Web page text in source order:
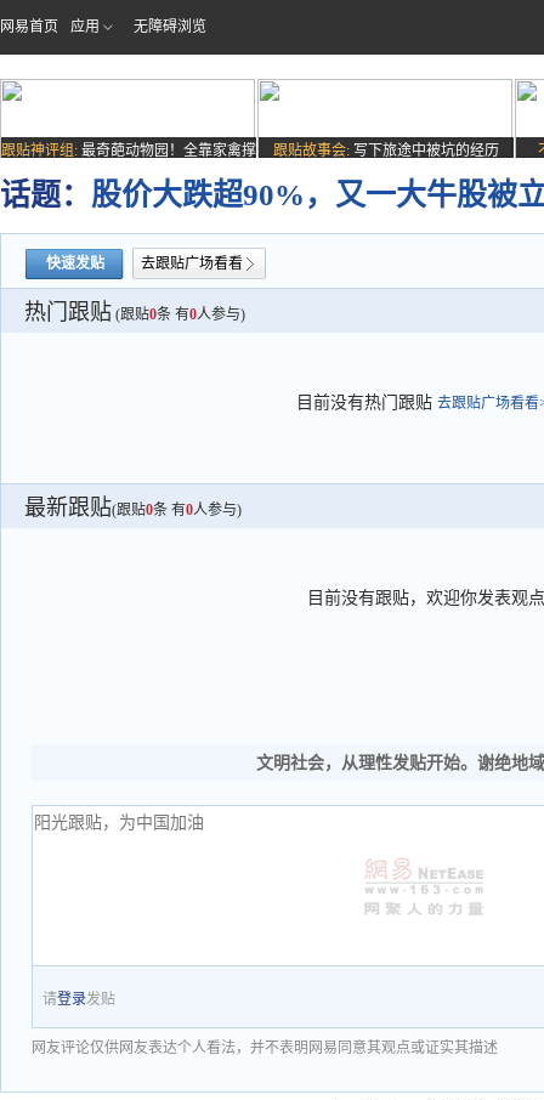
网易首页 应用 无障碍浏览
跟贴神评组: 最奇葩动物园！全靠家禽撑
场子
跟贴故事会: 写下旅途中被坑的经历
话题： 股价大跌超90%，又一大牛股被
快速发贴 去跟贴广场看看
热门跟贴 (跟贴0条 有0人参与)
目前没有热门跟贴 去跟贴广场看看
最新跟贴(跟贴0条 有0人参与)
目前没有跟贴，欢迎你发表观点
文明社会，从理性发贴开始。谢绝地
请登录发贴
网友评论仅供网友表达个人看法，并不表明网易同意其观点或证实其描述